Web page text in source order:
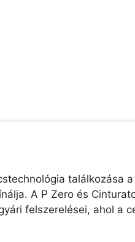
találkozása
A P Zero és
felszerelései, ahol a